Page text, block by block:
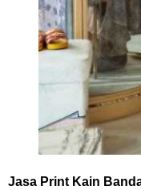
Jasa Print Kain